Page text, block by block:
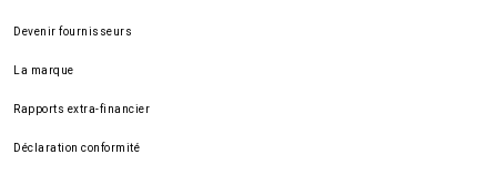
Devenir fournisseurs
La marque
Rapports extra-financier
Déclaration conformité